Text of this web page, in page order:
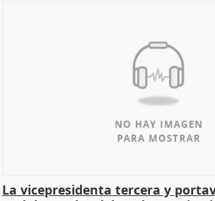
La vicepresidenta tercera y